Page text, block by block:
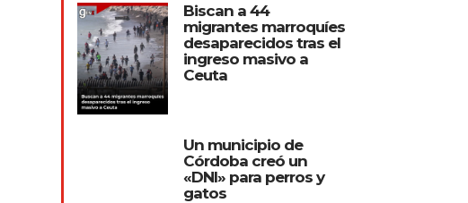
Biscan a 44
migrantes marroquíes
desaparecidos tras el
ingreso masivo a
Ceuta
Un municipio de
Córdoba creó un
«DNI» para perros y
gatos